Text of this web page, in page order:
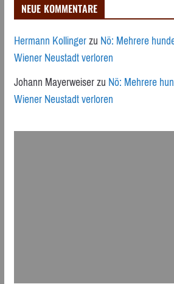
NEUE KOMMENTARE
Hermann KollingerzuNö: Mehrere
Wiener Neustadt verloren
Johann MayerweiserzuNö: Mehrere
Wiener Neustadt verloren